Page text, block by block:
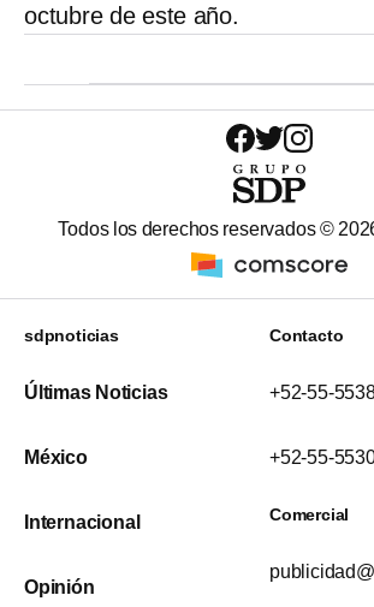
octubre de este año.
Todos los derechos reservados ©
sdpnoticias
Últimas Noticias
México
Internacional
Opinión
Contacto
+52-55-
+52-55-
Comercial